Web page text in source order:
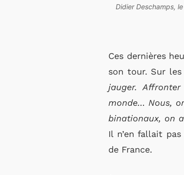
Didier Deschamps,
Ces dernières
son tour. Sur les
jauger.
monde… Nous,
binationaux, on
Il n’en fallait
de France.